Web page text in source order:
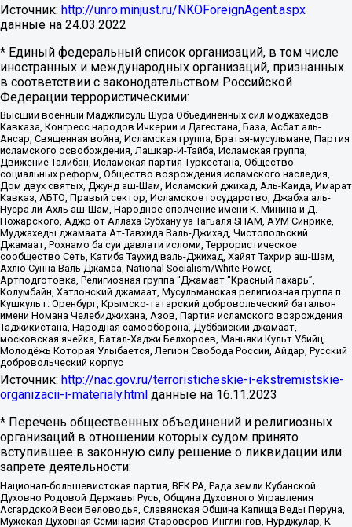
Источник: http://unro.minjust.ru/NKOForeignAgent.aspx
данные на 24.03.2022
* Единый федеральный список организаций, в том числе
иностранных и международных организаций, признанных
в соответствии с законодательством Российской
Федерации террористическими:
Высший военный Маджлисуль Шура Объединенных сил моджахедов
Кавказа, Конгресс народов Ичкерии и Дагестана, База, Асбат аль-
Ансар, Священная война, Исламская группа, Братья-мусульмане, Партия
исламского освобождения, Лашкар-И-Тайба, Исламская группа,
Движение Талибан, Исламская партия Туркестана, Общество
социальных реформ, Общество возрождения исламского наследия,
Дом двух святых, Джунд аш-Шам, Исламский джихад, Аль-Каида, Имарат
Кавказ, АБТО, Правый сектор, Исламское государство, Джабха аль-
Нусра ли-Ахль аш-Шам, Народное ополчение имени К. Минина и Д.
Пожарского, Аджр от Аллаха Субхану уа Тагьаля SHAM, АУМ Синрике,
Муджахеды джамаата Ат-Тавхида Валь-Джихад, Чистопольский
Джамаат, Рохнамо ба суи давлати исломи, Террористическое
сообщество Сеть, Катиба Таухид валь-Джихад, Хайят Тахрир аш-Шам,
Ахлю Сунна Валь Джамаа, National Socialism/White Power,
Артподготовка, Религиозная группа “Джамаат “Красный пахарь”,
Колумбайн, Хатлонский джамаат, Мусульманская религиозная группа п.
Кушкуль г. Оренбург, Крымско-татарский добровольческий батальон
имени Номана Челебиджихана, Азов, Партия исламского возрождения
Таджикистана, Народная самооборона, Дуббайский джамаат,
московская ячейка, Батал-Хаджи Белхороев, Маньяки Культ Убийц,
Молодёжь Которая Улыбается, Легион Свобода России, Айдар, Русский
добровольческий корпус
Источник: http://nac.gov.ru/terroristicheskie-i-ekstremistskie-
organizacii-i-materialy.html данные на 16.11.2023
* Перечень общественных объединений и религиозных
организаций в отношении которых судом принято
вступившее в законную силу решение о ликвидации или
запрете деятельности:
Национал-большевистская партия, ВЕК РА, Рада земли Кубанской
Духовно Родовой Державы Русь, Община Духовного Управления
Асгардской Веси Беловодья, Славянская Община Капища Веды Перуна,
Мужская Духовная Семинария Староверов-Инглингов, Нурджулар, К